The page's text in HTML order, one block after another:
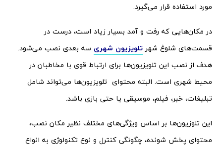
مورد استفاده قرار می‌گیرد.
در مکان‌هایی که رفت و آمد بسیار زیاد است، درست در
قسمت‌های شلوغ شهرتلویزیون شهری سه بعدی نصب می‌شود.
هدف از نصب این تلویزیون‌ها برای ارتباط قوی با مخاطبان در
محیط شهری است. البته محتوای تلویزیون‌ها می‌تواند شامل
تبلیغات، خبر، فیلم، موسیقی یا حتی بازی باشد.
این تلوزیون‌ها بر اساس ویژگی‌های مختلف نظیر مکان نصب،
محتوای پخش شونده، چگونگی کنترل و نوع تکنولوژی به انواع